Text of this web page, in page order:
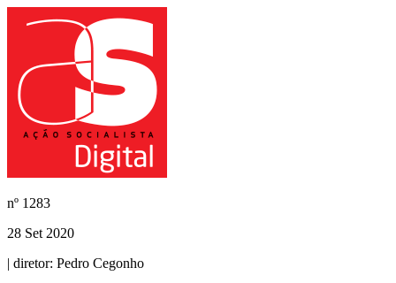
nº 1283
28 Set 2020
| diretor: Pedro Cegonho